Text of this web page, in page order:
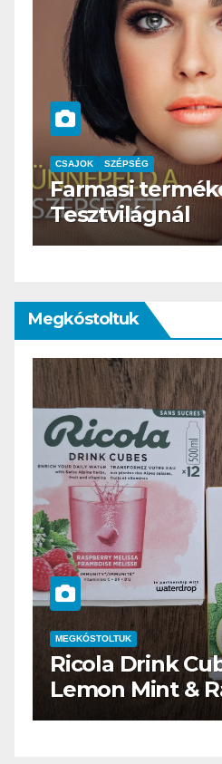
CSAJOK SZÉPSÉG
HERBioticum
Megkóstoltuk
MEGKÓSTOLTUK
Waterdrop
teszt